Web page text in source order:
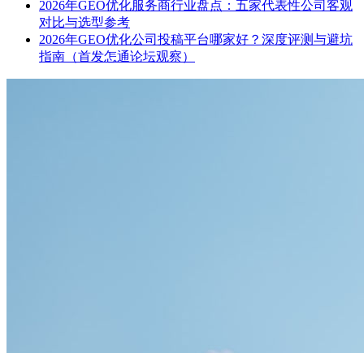
2026年GEO优化服务商行业盘点：五家代表性公司客观
对比与选型参考
2026年GEO优化公司投稿平台哪家好？深度评测与避坑
指南（首发怎通论坛观察）